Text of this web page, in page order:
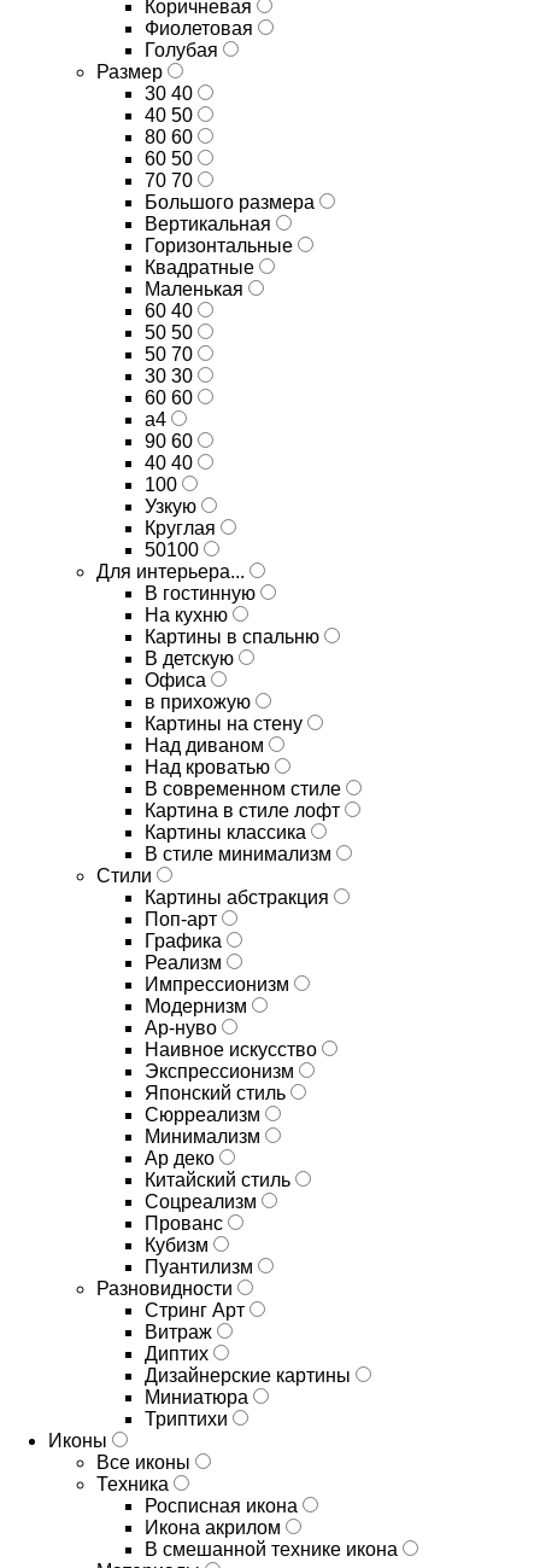
Коричневая
Фиолетовая
Голубая
Размер
30 40
40 50
80 60
60 50
70 70
Большого размера
Вертикальная
Горизонтальные
Квадратные
Маленькая
60 40
50 50
50 70
30 30
60 60
а4
90 60
40 40
100
Узкую
Круглая
50100
Для интерьера...
В гостинную
На кухню
Картины в спальню
В детскую
Офиса
в прихожую
Картины на стену
Над диваном
Над кроватью
В современном стиле
Картина в стиле лофт
Картины классика
В стиле минимализм
Стили
Картины абстракция
Поп-арт
Графика
Реализм
Импрессионизм
Модернизм
Ар-нуво
Наивное искусство
Экспрессионизм
Японский стиль
Сюрреализм
Минимализм
Ар деко
Китайский стиль
Соцреализм
Прованс
Кубизм
Пуантилизм
Разновидности
Стринг Арт
Витраж
Диптих
Дизайнерские картины
Миниатюра
Триптихи
Иконы
Все иконы
Техника
Росписная икона
Икона акрилом
В смешанной технике икона